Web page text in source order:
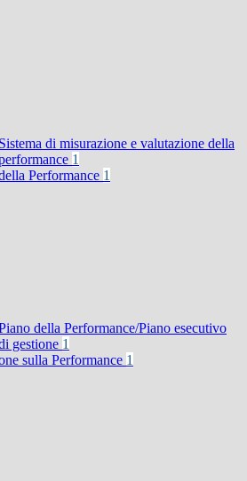
Sistema di misurazione e valutazione della
1
Performance 1
della Performance/Piano esecutivo
gestione 1
sulla Performance 1